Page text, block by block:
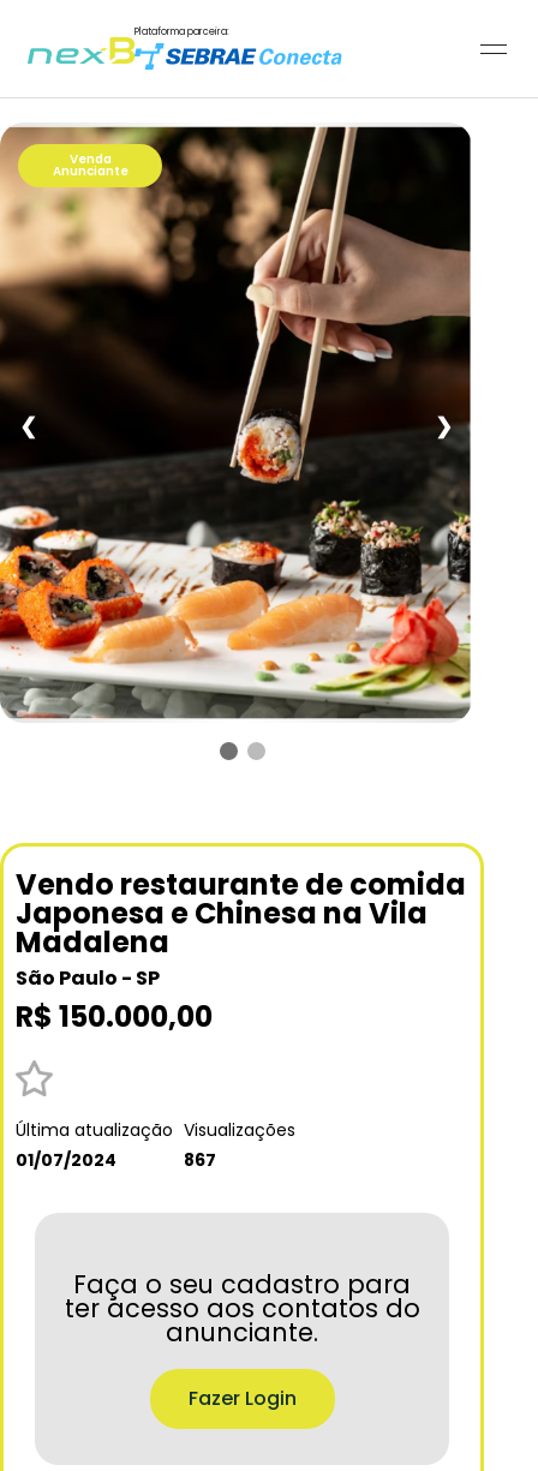
Plataforma parceira:
Venda
Anunciante
❮ ❯
Vendo restaurante de comida
Japonesa e Chinesa na Vila
Madalena
São Paulo - SP
R$ 150.000,00
Última atualização
01/07/2024
Visualizações
867
Faça o seu cadastro para
ter acesso aos contatos do
anunciante.
Fazer Login